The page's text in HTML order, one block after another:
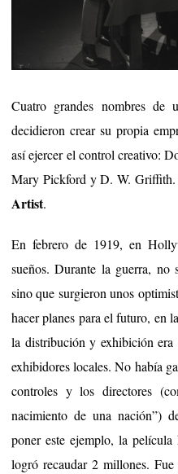
Cuatro grandes nombres de
decidieron crear su propia
así ejercer el control creativo:
Mary Pickford y D. W. Griffith.
Artist.
En febrero de 1919, en
sueños. Durante la guerra,
sino que surgieron unos
hacer planes para el futuro, en
la distribución y exhibición
exhibidores locales. No había
controles y los directores
nacimiento de una nación”)
poner este ejemplo, la
logró recaudar 2 millones.